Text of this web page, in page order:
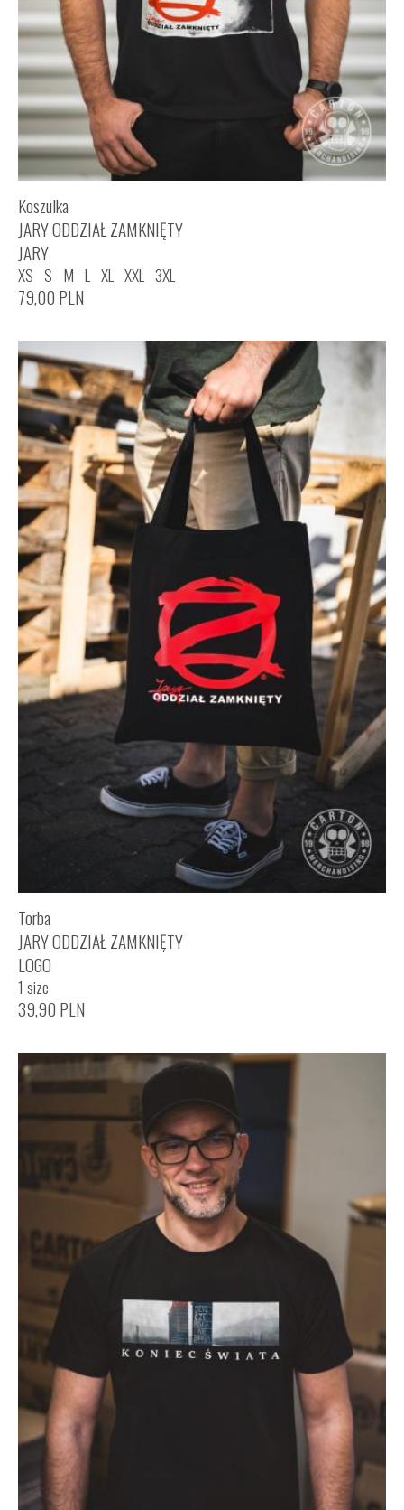
Koszulka
JARY ODDZIAŁ ZAMKNIĘTY
JARY
XS S M L XL XXL 3XL
79,00 PLN
Torba
JARY ODDZIAŁ ZAMKNIĘTY
LOGO
1 size
39,90 PLN